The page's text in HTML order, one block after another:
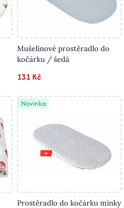
Mušelínové prostěradlo do
kočárku / šedá
131 Kč
Novinka
Prostěradlo do kočárku minky